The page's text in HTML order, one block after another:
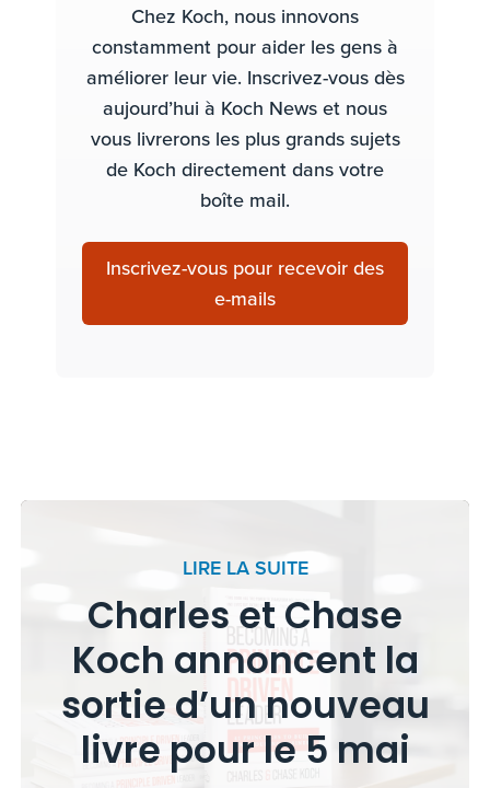
Chez Koch, nous innovons
constamment pour aider les gens à
améliorer leur vie. Inscrivez-vous dès
aujourd’hui à Koch News et nous
vous livrerons les plus grands sujets
de Koch directement dans votre
boîte mail.
Inscrivez-vous pour recevoir des
e-mails
LIRE LA SUITE
Charles et Chase
Koch annoncent la
sortie d’un nouveau
livre pour le 5 mai